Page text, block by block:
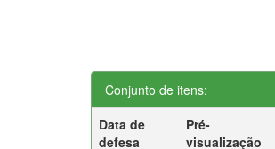
Conjunto de itens:
Data de
defesa
Pré-
visualização